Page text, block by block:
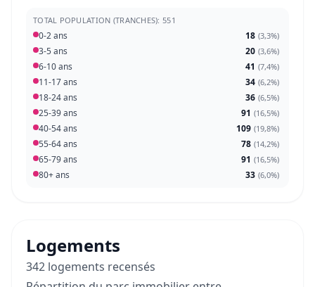
TOTAL POPULATION (TRANCHES): 551
0-2 ans 18 (3,3%)
3-5 ans 20 (3,6%)
6-10 ans 41 (7,4%)
11-17 ans 34 (6,2%)
18-24 ans 36 (6,5%)
25-39 ans 91 (16,5%)
40-54 ans 109 (19,8%)
55-64 ans 78 (14,2%)
65-79 ans 91 (16,5%)
80+ ans 33 (6,0%)
Logements
342 logements recensés